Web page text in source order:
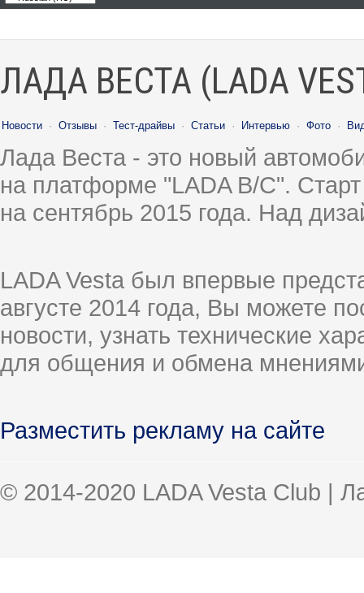
ЛАДА ВЕСТА (LADA
Новости · Отзывы · Тест-драйвы · Статьи · Интервью · Фото ·
Лада Веста - это новый
на платформе "LADA B/C".
на сентябрь 2015 года. Над
LADA Vesta был впервые
августе 2014 года, Вы можете
новости, узнать технические
для общения и обмена
Разместить рекламу на сайте
© 2014-2020 LADA Vesta Club |